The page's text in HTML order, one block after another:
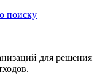
поиску
для решения